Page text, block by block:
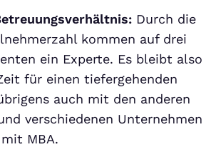
Durch die
kommen auf drei
ein Experte. Es bleibt also
für einen tiefergehenden
auch mit den anderen
verschiedenen Unternehmen
MBA.